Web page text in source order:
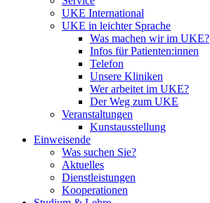
UKE International
UKE in leichter Sprache
Was machen wir im UKE?
Infos für Patienten:innen
Telefon
Unsere Kliniken
Wer arbeitet im UKE?
Der Weg zum UKE
Veranstaltungen
Kunstausstellung
Einweisende
Was suchen Sie?
Aktuelles
Dienstleistungen
Kooperationen